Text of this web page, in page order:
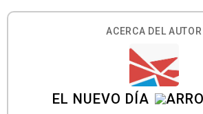
ACERCA DEL AUTOR
EL NUEVO DÍA